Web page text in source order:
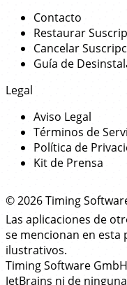
Contacto
Restaurar
Cancelar
Guía de
Legal
Aviso Legal
Términos de
Política de
Kit de Prensa
© 2026 Timing
Las aplicaciones de
se mencionan en esta
ilustrativos.
Timing Software
JetBrains ni de